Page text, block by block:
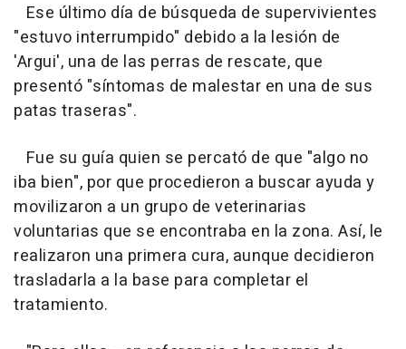
Ese último día de búsqueda de supervivientes
"estuvo interrumpido" debido a la lesión de
'Argui', una de las perras de rescate, que
presentó "síntomas de malestar en una de sus
patas traseras".
Fue su guía quien se percató de que "algo no
iba bien", por que procedieron a buscar ayuda y
movilizaron a un grupo de veterinarias
voluntarias que se encontraba en la zona. Así, le
realizaron una primera cura, aunque decidieron
trasladarla a la base para completar el
tratamiento.